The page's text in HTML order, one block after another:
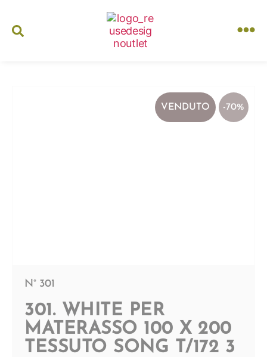
VENDUTO -70%
N° 301
301. WHITE PER
MATERASSO 100 X 200
TESSUTO SONG T/172 3